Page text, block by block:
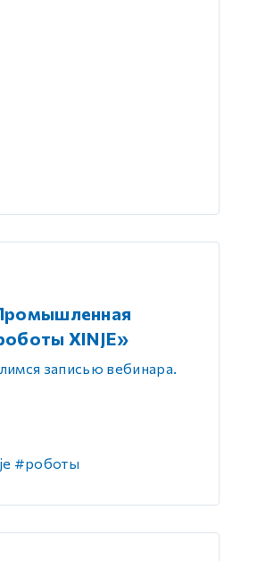
XINJE»
записью вебинара.
#роботы